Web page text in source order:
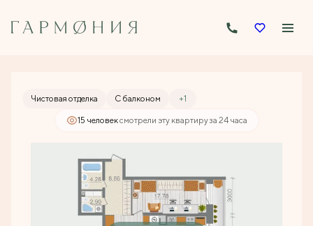
3-комнатная95.95 м
13 505 922 руб.
Чистовая отделка С балконом +1
15 человексмотрели эту квартиру за 24 часа